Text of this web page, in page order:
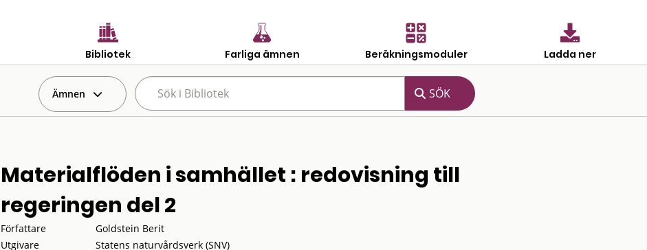
Bibliotek Farliga ämnen Beräkningsmoduler Ladda ner
Ämnen
Materialflöden i samhället : redovisning till
regeringen del 2
Författare
Goldstein Berit
Utgivare
Statens naturvårdsverk (SNV)